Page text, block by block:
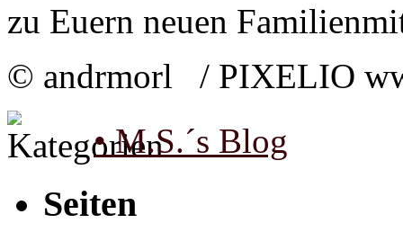
zu Euern neuen
© andrmorl / PIXELIO
• M.S.´s Blog
Seiten